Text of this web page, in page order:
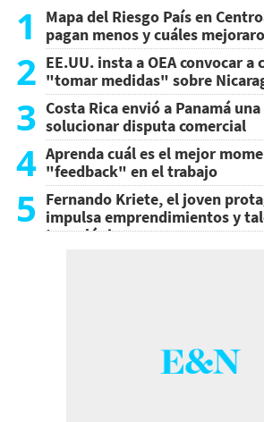
1
Mapa del Riesgo País en
pagan menos y cuáles
2 EE.UU. insta a OEA convocar a
"tomar medidas" sobre
3 Costa Rica envió a Panamá
solucionar disputa comercial
4 Aprenda cuál es el mejor
"feedback" en el trabajo
5 Fernando Kriete, el joven
impulsa emprendimientos y
tecnológicos